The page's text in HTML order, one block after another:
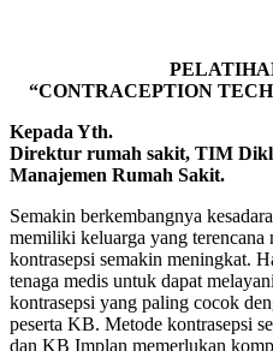
“CONTRACEPTION
Kepada Yth.
Direktur rumah sakit, TIM
Manajemen Rumah Sakit.
Semakin berkembangnya
memiliki keluarga yang terencana
kontrasepsi semakin meningkat.
tenaga medis untuk dapat
kontrasepsi yang paling cocok
peserta KB. Metode kontrasepsi
dan KB Implan memerlukan